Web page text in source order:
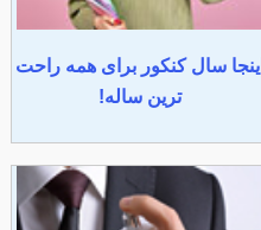
اینجا سال کنکور برای همه راحت
ترین ساله!